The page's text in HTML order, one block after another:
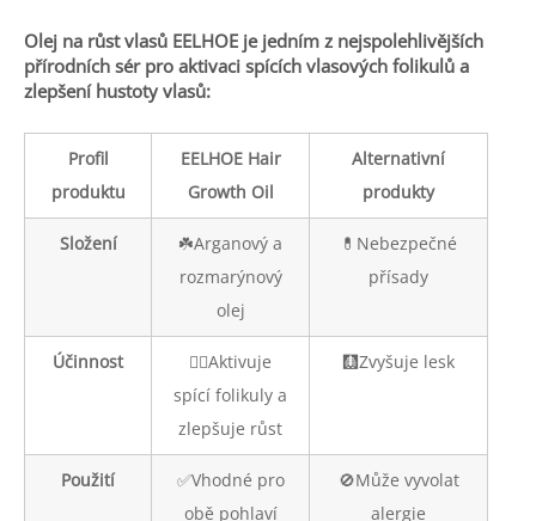
Olej na růst vlasů EELHOE je jedním z nejspolehlivějších
přírodních sér pro aktivaci spících vlasových folikulů a
zlepšení hustoty vlasů:
Profil
produktu
EELHOE Hair
Growth Oil
Alternativní
produkty
Složení
☘️Arganový a
rozmarýnový
olej
💊Nebezpečné
přísady
Účinnost
👍🏼Aktivuje
spící folikuly a
zlepšuje růst
🩻Zvyšuje lesk
Použití
✅Vhodné pro
obě pohlaví
🚫Může vyvolat
alergie